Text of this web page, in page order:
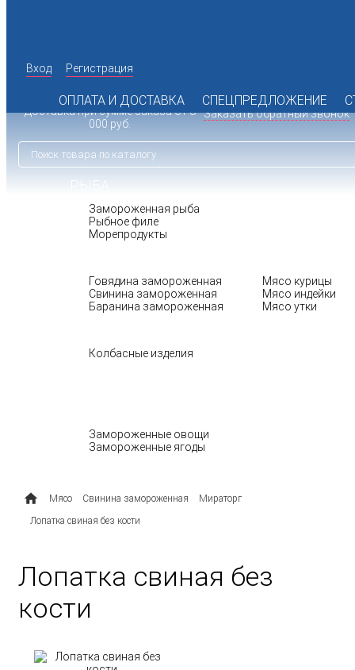
Вход Регистрация
ОПЛАТА И ДОСТАВКА СПЕЦПРЕДЛОЖЕНИЕ
+7 (925) 072 77 74
Заказать обратный звонок
10:00 до 17:00
Доставка при сумме заказа от 8
000 руб.
РЫБА
Замороженная рыба
Рыбное филе
Морепродукты
Говядина замороженная
Свинина замороженная
Баранина замороженная
Мясо курицы
Мясо индейки
Мясо утки
Колбасные изделия
Замороженные овощи
Замороженные ягоды
Мясо Свинина замороженная
Мираторг
Лопатка свиная без кости
Лопатка свиная без
кости